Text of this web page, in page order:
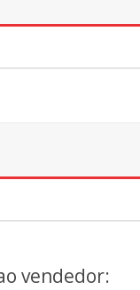
vendedor: